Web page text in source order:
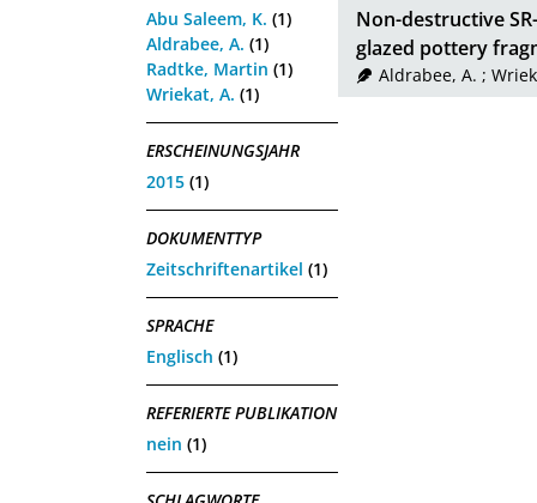
Abu Saleem, K. (1)
Aldrabee, A. (1)
Radtke, Martin (1)
Wriekat, A. (1)
ERSCHEINUNGSJAHR
2015 (1)
DOKUMENTTYP
Zeitschriftenartikel (1)
SPRACHE
Englisch (1)
REFERIERTE PUBLIKATION
nein (1)
Non-destructive
glazed pottery
Aldrabee, A. ;